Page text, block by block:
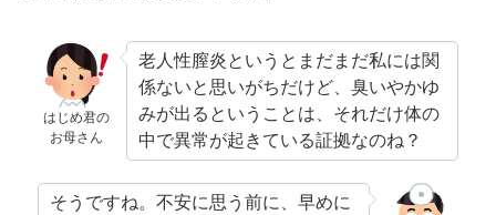
はじめ君の
お母さん
老人性膣炎というとまだまだ私には関
係ないと思いがちだけど、臭いやかゆ
みが出るということは、それだけ体の
中で異常が起きている証拠なのね？
そうですね。不安に思う前に、早めに